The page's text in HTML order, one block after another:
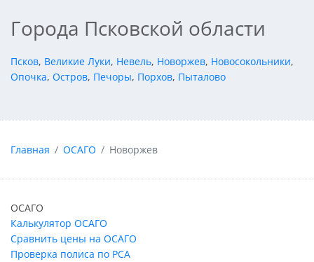
Города Псковской области
Псков, Великие Луки, Невель, Новоржев, Новосокольники,
Опочка, Остров, Печоры, Порхов, Пыталово
Главная ОСАГО Новоржев
ОСАГО
Калькулятор ОСАГО
Сравнить цены на ОСАГО
Проверка полиса по РСА